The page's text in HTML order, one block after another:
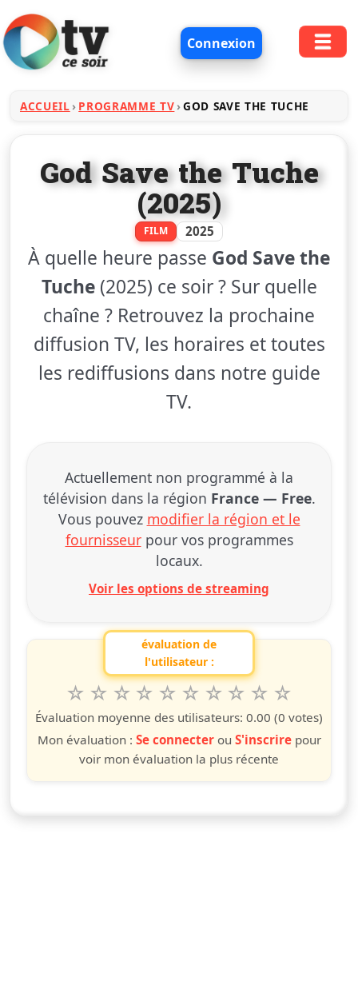
Connexion
ACCUEIL PROGRAMME TV GOD SAVE THE TUCHE
God Save the Tuche
(2025)
FILM 2025
À quelle heure passe God Save the
Tuche(2025) ce soir ? Sur quelle
chaîne ? Retrouvez la prochaine
diffusion TV, les horaires et toutes
les rediffusions dans notre guide
TV.
Actuellement non programmé à la
télévision dans la région France — Free.
Vous pouvez modifier la région et le
fournisseurpour vos programmes
locaux.
Voir les options de streaming
évaluation de
l'utilisateur :
questo spettacolo da 1 a 10 étoiles
10
étoiles
9
étoiles
8
étoiles
7
étoiles
6
étoiles
5
étoiles
4
étoiles
3
étoiles
2
étoiles
étoile
Évaluation moyenne des utilisateurs: 0.00 (0 votes)
Mon évaluation : Se connecterou S'inscrirepour
voir mon évaluation la plus récente